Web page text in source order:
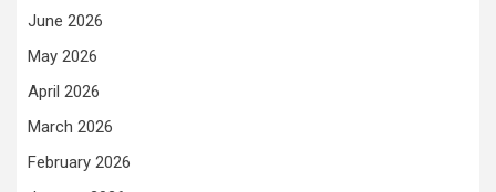
June 2026
May 2026
April 2026
March 2026
February 2026